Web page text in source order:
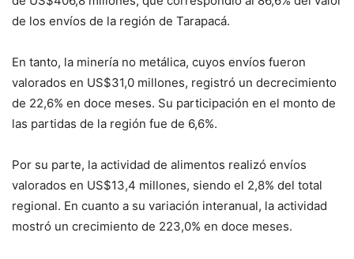
de los envíos de la región de Tarapacá.
En tanto, la minería no metálica, cuyos envíos fueron
valorados en US$31,0 millones, registró un decrecimiento
de 22,6% en doce meses. Su participación en el monto de
las partidas de la región fue de 6,6%.
Por su parte, la actividad de alimentos realizó envíos
valorados en US$13,4 millones, siendo el 2,8% del total
regional. En cuanto a su variación interanual, la actividad
mostró un crecimiento de 223,0% en doce meses.